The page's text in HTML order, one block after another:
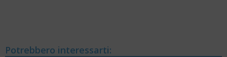
Potrebbero interessarti: